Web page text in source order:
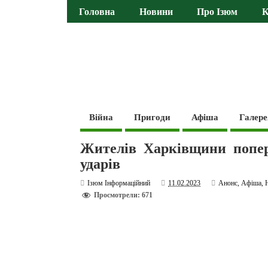
Головна Новини Про Ізюм
Війна Пригоди Афіша
Жителів Харківщини
ударів
Ізюм Інформаційний 11.02.2023 Анонс,Афіша,
Просмотрели: 671